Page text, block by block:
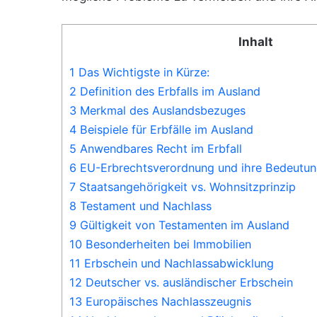
Inhalt
1 Das Wichtigste in Kürze:
2 Definition des Erbfalls im Ausland
3 Merkmal des Auslandsbezuges
4 Beispiele für Erbfälle im Ausland
5 Anwendbares Recht im Erbfall
6 EU-Erbrechtsverordnung und ihre
7 Staatsangehörigkeit vs. Wohnsitzprinzip
8 Testament und Nachlass
9 Gültigkeit von Testamenten im Ausland
10 Besonderheiten bei Immobilien
11 Erbschein und Nachlassabwicklung
12 Deutscher vs. ausländischer Erbschein
13 Europäisches Nachlasszeugnis